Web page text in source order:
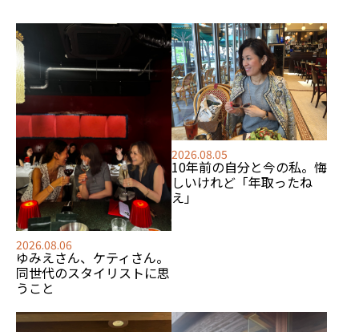
2026.08.06
ゆみえさん、ケティさん。
同世代のスタイリストに思
うこと
2026.08.05
10年前の自分と今の私。悔
しいけれど「年取ったね
え」